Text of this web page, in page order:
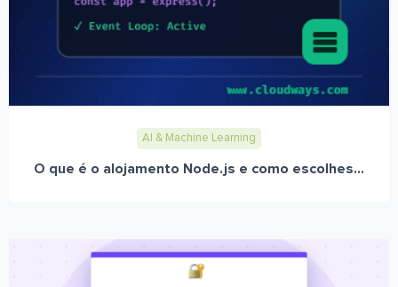
AI & Machine Learning
O que é o alojamento Node.js e como escolhes...